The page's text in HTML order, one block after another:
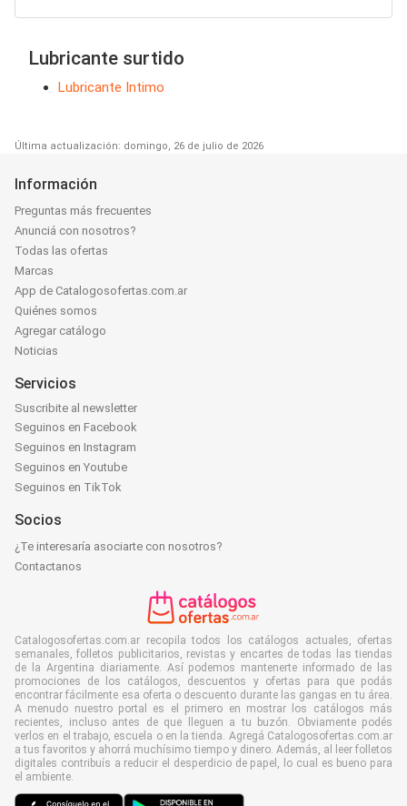
Lubricante surtido
Lubricante Intimo
Última actualización: domingo, 26 de julio de 2026
Información
Preguntas más frecuentes
Anunciá con nosotros?
Todas las ofertas
Marcas
App de Catalogosofertas.com.ar
Quiénes somos
Agregar catálogo
Noticias
Servicios
Suscribite al newsletter
Seguinos en Facebook
Seguinos en Instagram
Seguinos en Youtube
Seguinos en TikTok
Socios
¿Te interesaría asociarte con nosotros?
Contactanos
Catalogosofertas.com.ar recopila todos los catálogos actuales, ofertas
semanales, folletos publicitarios, revistas y encartes de todas las tiendas
de la Argentina diariamente. Así podemos mantenerte informado de las
promociones de los catálogos, descuentos y ofertas para que podás
encontrar fácilmente esa oferta o descuento durante las gangas en tu área.
A menudo nuestro portal es el primero en mostrar los catálogos más
recientes, incluso antes de que lleguen a tu buzón. Obviamente podés
verlos en el trabajo, escuela o en la tienda. Agregá Catalogosofertas.com.ar
a tus favoritos y ahorrá muchísimo tiempo y dinero. Además, al leer folletos
digitales contribuís a reducir el desperdicio de papel, lo cual es bueno para
el ambiente.